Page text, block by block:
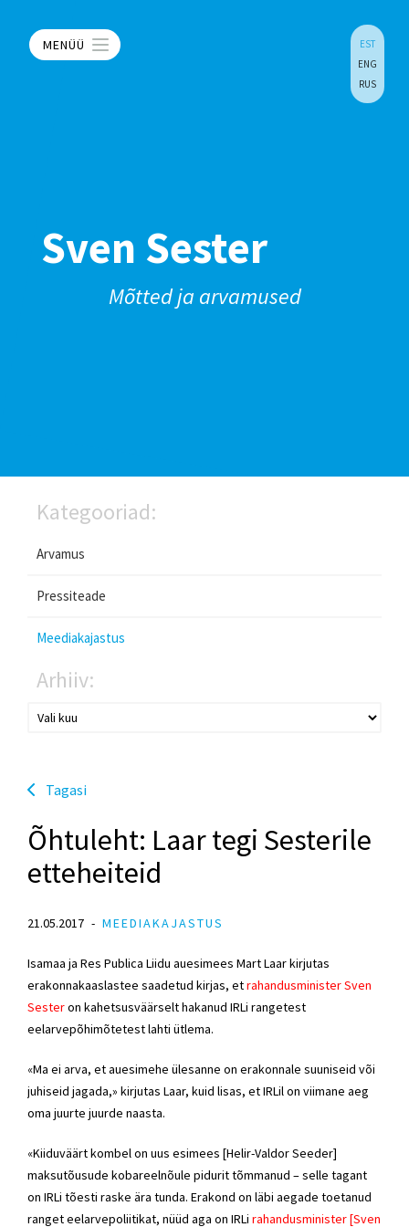
MENÜÜ
EST
ENG
RUS
Sven Sester
Mõtted ja arvamused
Kategooriad:
Arvamus
Pressiteade
Meediakajastus
Arhiiv:
Tagasi
Õhtuleht: Laar tegi Sesterile
etteheiteid
21.05.2017 MEEDIAKAJASTUS
Isamaa ja Res Publica Liidu auesimees Mart Laar kirjutas
erakonnakaaslastee saadetud kirjas, etrahandusminister Sven
Sesteron kahetsusväärselt hakanud IRLi rangetest
eelarvepõhimõtetest lahti ütlema.
«Ma ei arva, et auesimehe ülesanne on erakonnale suuniseid või
juhiseid jagada,» kirjutas Laar, kuid lisas, et IRLil on viimane aeg
oma juurte juurde naasta.
«Kiiduväärt kombel on uus esimees [Helir-Valdor Seeder]
maksutõusude kobareelnõule pidurit tõmmanud – selle tagant
on IRLi tõesti raske ära tunda. Erakond on läbi aegade toetanud
ranget eelarvepoliitikat, nüüd aga on IRLi rahandusminister [Sven